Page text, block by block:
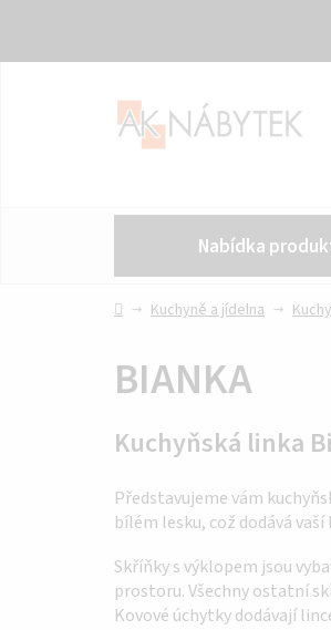
Nabídka
Vše o nákupu
DomůKuchyně a jídelna
BIANKA
Kuchyňská linka
Představujeme vám
bílém lesku, což dodává
Skříňky s výklopem jsou
prostoru. Všechny ostatní
Kovové úchytky dodávají